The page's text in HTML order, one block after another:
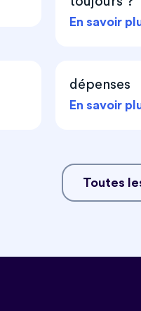
En savoir
dépenses
En savoir
Toutes